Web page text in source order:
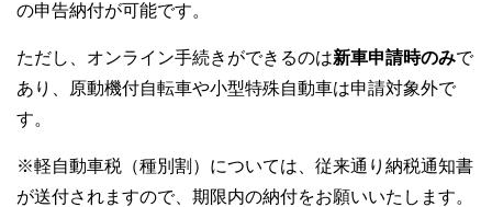
の申告納付が可能です。
ただし、オンライン手続きができるのは新車申請時のみで
あり、原動機付自転車や小型特殊自動車は申請対象外で
す。
※軽自動車税（種別割）については、従来通り納税通知書
が送付されますので、期限内の納付をお願いいたします。